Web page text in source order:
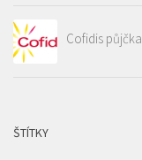
Cofidis půjčka
ŠTÍTKY